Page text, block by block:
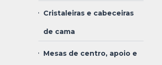
Cristaleiras e cabeceiras
de cama
Mesas de centro, apoio e